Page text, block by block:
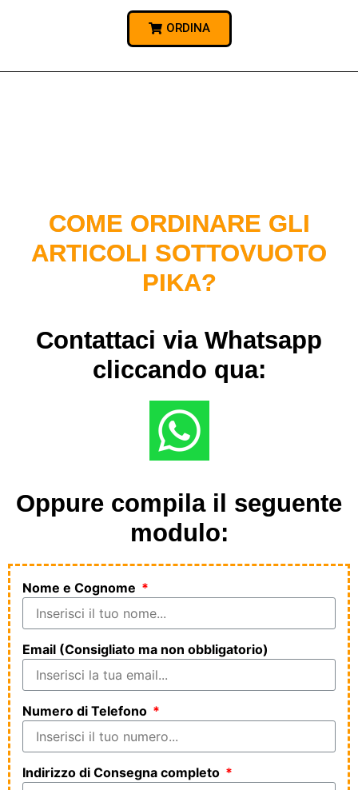
ORDINA
COME ORDINARE GLI
ARTICOLI SOTTOVUOTO
PIKA?
Contattaci via Whatsapp
cliccando qua:
Oppure compila il seguente
modulo:
Nome e Cognome
Email (Consigliato ma non obbligatorio)
Numero di Telefono
Indirizzo di Consegna completo